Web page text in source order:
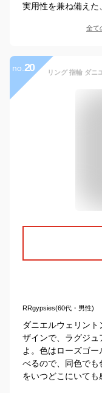
実用性を兼ね備えた
全て
no. 20
RRgypsies(60代・男性)
ダニエルウェリン
ザインで、ラグジュ
よ。色はローズゴ
べるので、同色で
をいつどこにいても